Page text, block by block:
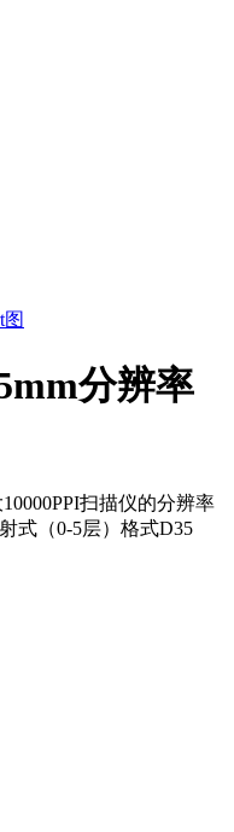
分辨率
扫描仪的分辨率
式（0-5层）格式D35